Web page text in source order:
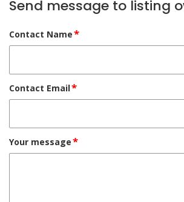
Send message to listing
Contact Name*
Contact Email*
Your message*